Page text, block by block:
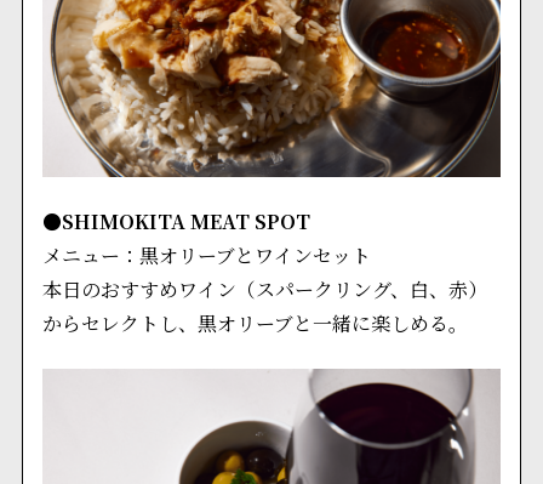
●SHIMOKITA MEAT SPOT
メニュー：黒オリーブとワインセット
本日のおすすめワイン（スパークリング、白、赤）
からセレクトし、黒オリーブと一緒に楽しめる。